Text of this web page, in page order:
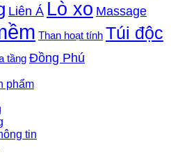
Liên Á Lò xo Massage
Than hoạt tính Túi độc
tầng Đồng Phú
phẩm
tin